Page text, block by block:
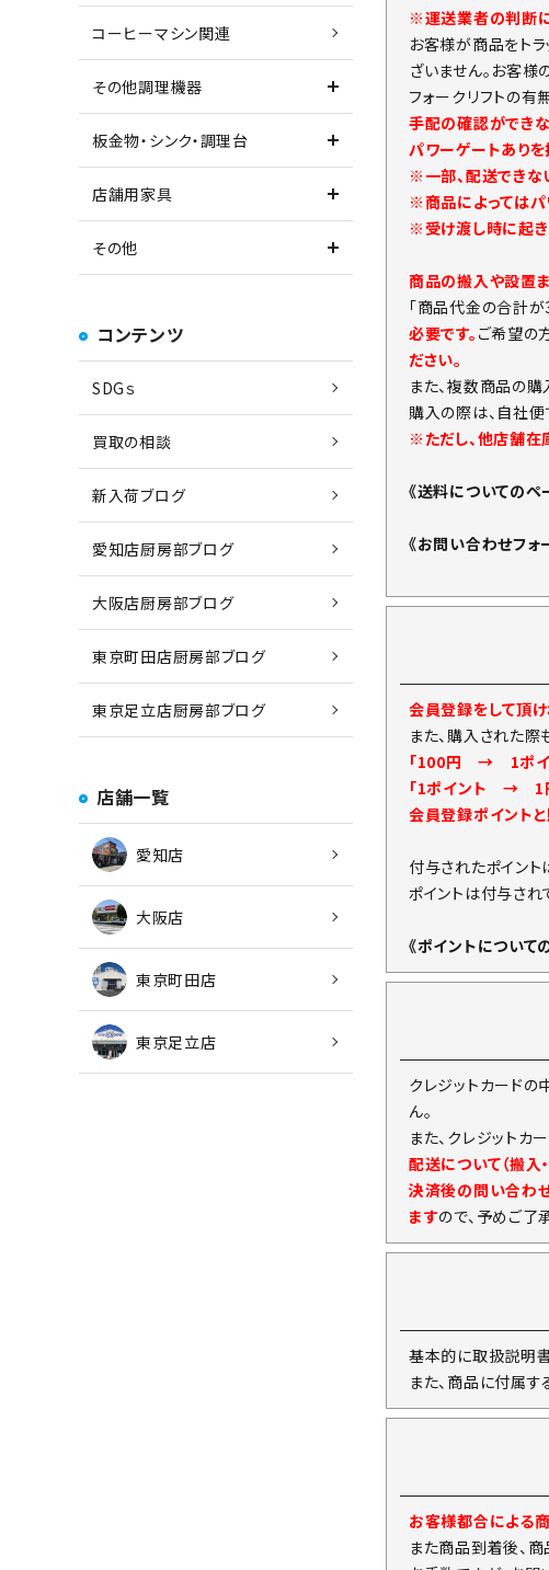
コーヒーマシン関連
その他調理機器
板金物・シンク・調理台
店舗用家具
その他
コンテンツ
SDGｓ
買取の相談
新入荷ブログ
愛知店厨房部ブログ
大阪店厨房部ブログ
東京町田店厨房部ブログ
東京足立店厨房部ブログ
店舗一覧
愛知店
大阪店
東京町田店
東京足立店
※運送業者の判断に
お客様が商品をト
ざいません。お客様
フォークリフトの有
手配の確認ができな
パワーゲートあり
※一部、配送できな
※商品によってはパ
※受け渡し時に起き
商品の搬入や設置
「商品代金の合計
必要です。 ご希望の
ださい。
また、複数商品の
購入の際は、自社
※ただし、他店舗在
《送料についてのペ
《お問い合わせフォ
会員登録をして頂
また、購入された際
「100円 → 1ポイ
「1ポイント → 1
会員登録ポイント
付与されたポイント
ポイントは付与され
《ポイントについて
クレジットカードの
ん。
また、クレジットカ
配送について（搬入
決済後の問い合わ
ますので、予めご了
基本的に取扱説明
また、商品に付属
お客様都合による
また商品到着後、商